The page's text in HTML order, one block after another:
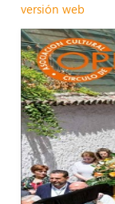
versión web